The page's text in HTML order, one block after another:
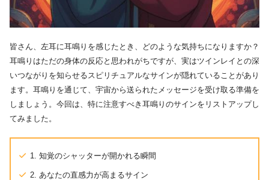
皆さん、左耳に耳鳴りを感じたとき、どのような気持ちになりますか？
耳鳴りはただの身体の反応と思われがちですが、実はツインレイとの深
いつながりを知らせるスピリチュアルなサインが隠れていることがあり
ます。耳鳴りを通じて、宇宙から送られたメッセージを受け取る準備を
しましょう。今回は、特に注意すべき耳鳴りのサインをリストアップし
てみました。
1. 知覚のシャッターが開かれる瞬間
2. あなたの直感力が高まるサイン